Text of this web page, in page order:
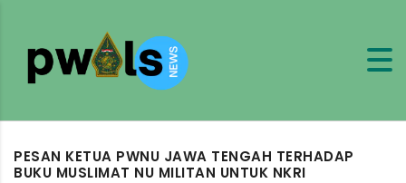
PESAN KETUA PWNU JAWA TENGAH TERHADAP
BUKU MUSLIMAT NU MILITAN UNTUK NKRI